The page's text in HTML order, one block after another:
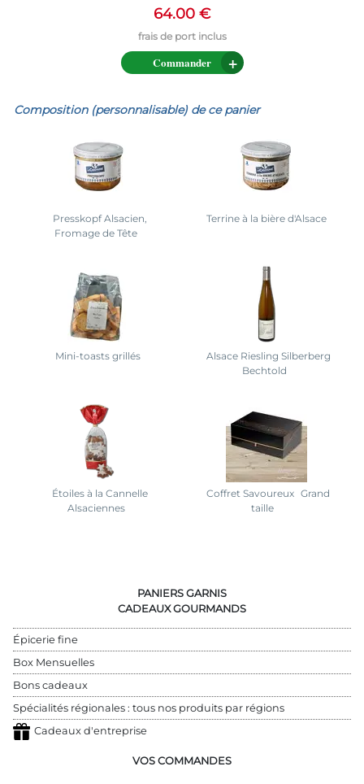
64.00 €
Commander
Composition (personnalisable) de ce panier
Presskopf Alsacien,
Fromage de Tête
Terrine à la bière d'Alsace
Mini-toasts grillés
Alsace Riesling Silberberg
Bechtold
Étoiles à la Cannelle
Alsaciennes
Coffret Savoureux Grand
taille
PANIERS GARNIS
CADEAUX GOURMANDS
Épicerie fine
Box Mensuelles
Bons cadeaux
Spécialités régionales : tous nos produits par régions
Cadeaux d'entreprise
VOS COMMANDES